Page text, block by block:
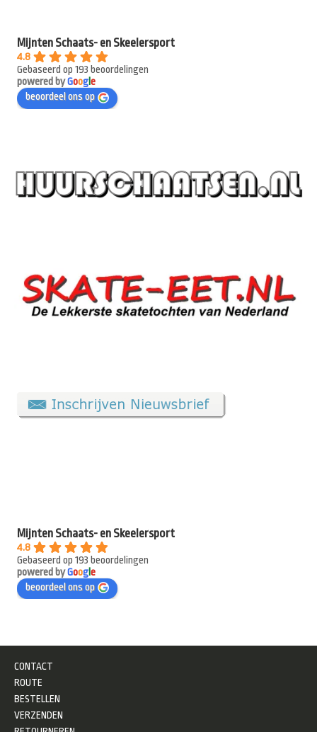
Mijnten Schaats- en Skeelersport
4.8
Gebaseerd op 193 beoordelingen
powered byGoogle
beoordeel ons op
Mijnten Schaats- en Skeelersport
4.8
Gebaseerd op 193 beoordelingen
powered byGooge
beoordeel ons op
CONTACT
ROUTE
BESTELLEN
VERZENDEN